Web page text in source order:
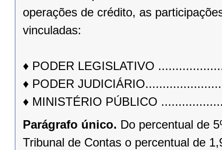
operações de crédito, as
vinculadas:
♦ PODER LEGISLATIVO
♦ PODER
♦ MINISTÉRIO PÚBLICO
Parágrafo único. Do percentual de
Tribunal de Contas o percentual de